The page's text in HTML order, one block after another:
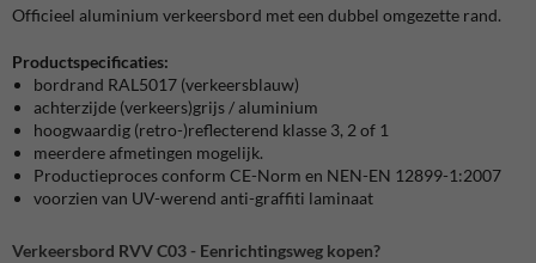
Officieel aluminium verkeersbord met een dubbel omgezette rand.
Productspecificaties:
bordrand RAL5017 (verkeersblauw)
achterzijde (verkeers)grijs / aluminium
hoogwaardig (retro-)reflecterend klasse 3, 2 of 1
meerdere afmetingen mogelijk.
Productieproces conform CE-Norm en NEN-EN 12899-1:2007
voorzien van UV-werend anti-graffiti laminaat
Verkeersbord RVV C03 - Eenrichtingsweg kopen?